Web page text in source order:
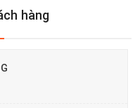
hàng